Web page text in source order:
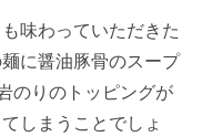
味わっていただきた
に醤油豚骨のスープ
りのトッピングが
しまうことでしょ